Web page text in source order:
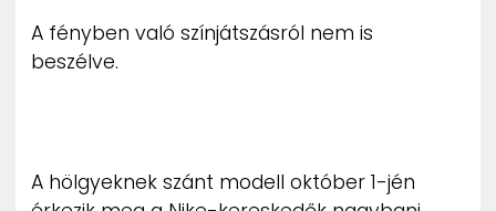
A fényben való színjátszásról nem is
beszélve.
A hölgyeknek szánt modell október 1-jén